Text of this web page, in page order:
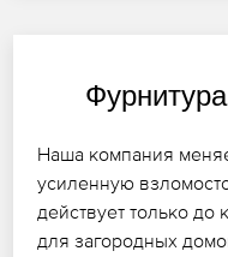
Наша компания
усиленную
действует только до
для загородных